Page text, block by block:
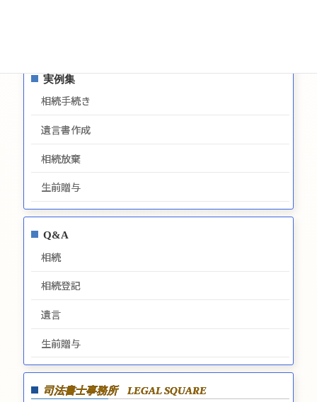
実例集
相続手続き
遺言書作成
相続放棄
生前贈与
Q&A
相続
相続登記
遺言
生前贈与
司法書士事務所 LEGAL SQUARE